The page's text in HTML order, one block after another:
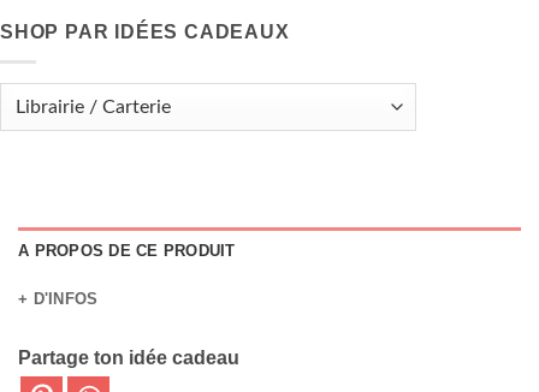
SHOP PAR IDÉES CADEAUX
A PROPOS DE CE PRODUIT
+ D'INFOS
Partage ton idée cadeau